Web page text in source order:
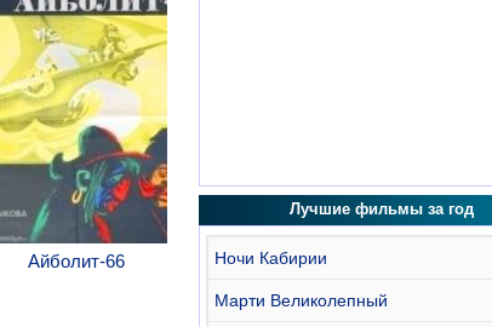
Айболит-66
Лучшие фильмы за год
Ночи Кабирии
Марти Великолепный